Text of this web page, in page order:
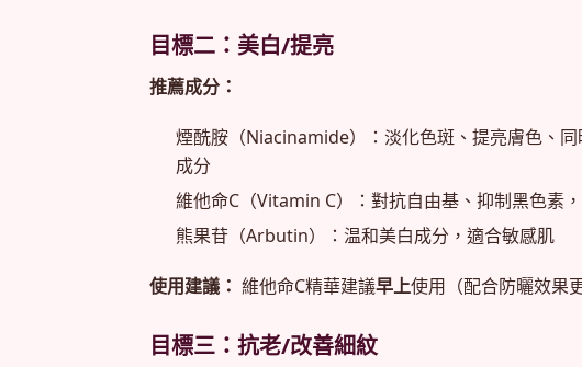
目標二：美白/提亮
推薦成分：
煙酰胺（Niacinamide）：淡化色斑、提亮膚色、
成分
維他命C（Vitamin C）：對抗自由基、抑制黑色素
熊果苷（Arbutin）：温和美白成分，適合敏感肌
使用建議： 維他命C精華建議早上使用（配合防曬效果
目標三：抗老/改善細紋